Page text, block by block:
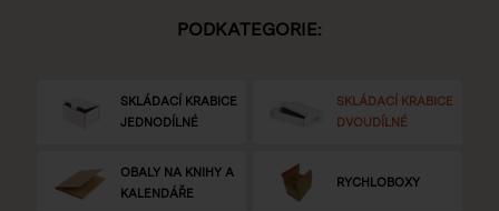
PODKATEGORIE:
SKLÁDACÍ KRABICE
JEDNODÍLNÉ
SKLÁDACÍ KRABICE
DVOUDÍLNÉ
OBALY NA KNIHY A
KALENDÁŘE
RYCHLOBOXY